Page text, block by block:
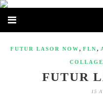
FUTUR LASOR NOW , FLN ,
FUTUR
15